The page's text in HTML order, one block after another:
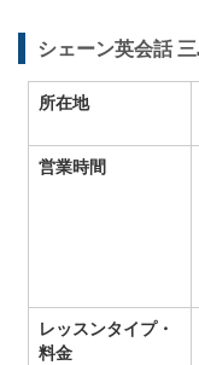
シェーン英会話
所在地
営業時間
レッスンタイプ・
料金